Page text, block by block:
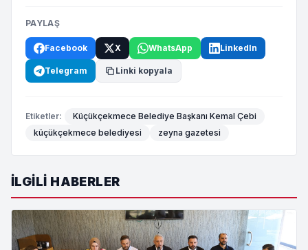
PAYLAŞ
Facebook X WhatsApp LinkedIn
Telegram Linki kopyala
Etiketler:
Küçükçekmece Belediye Başkanı Kemal Çebi
küçükçekmece belediyesi
zeyna gazetesi
İLGILI HABERLER